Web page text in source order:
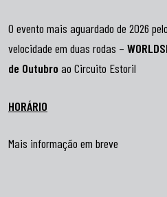
O evento mais aguardado de 2026
velocidade em duas rodas –
de Outubro ao Circuito Estoril
HORÁRIO
Mais informação em breve